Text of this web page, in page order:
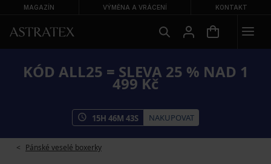
MAGAZÍN VÝMĚNA A VRÁCENÍ KONTAKT
KÓD ALL25 = SLEVA 25 % NAD 1
499 Kč
15H 46M 43S NAKUPOVAT
Pánské veselé boxerky